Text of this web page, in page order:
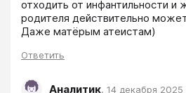
отходить от инфантильности и
родителя действительно
Даже матёрым атеистам)
Ответить
Аналитик, 14 декабря 2025